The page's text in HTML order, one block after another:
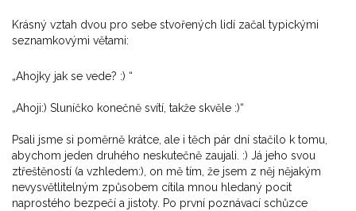
Krásný vztah dvou pro sebe stvořených lidí začal typickými
seznamkovými větami:
„Ahojky jak se vede? :) “
„Ahoji:) Sluníčko konečně svítí, takže skvěle :)“
Psali jsme si poměrně krátce, ale i těch pár dní stačilo k tomu,
abychom jeden druhého neskutečně zaujali. :) Já jeho svou
ztřeštěností (a vzhledem:), on mě tím, že jsem z něj nějakým
nevysvětlitelným způsobem cítila mnou hledaný pocit
naprostého bezpečí a jistoty. Po první poznávací schůzce